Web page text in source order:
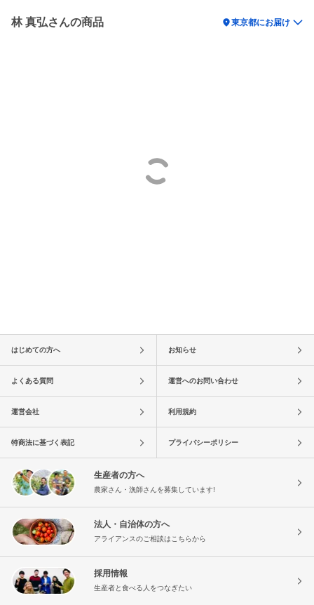
林 真弘さんの商品 location_on東京都にお届け
はじめての方へ お知らせ
よくある質問 運営へのお問い合わせ
運営会社 利用規約
特商法に基づく表記 プライバシーポリシー
生産者の方へ
農家さん・漁師さんを募集しています!
法人・自治体の方へ
アライアンスのご相談はこちらから
採用情報
生産者と食べる人をつなぎたい